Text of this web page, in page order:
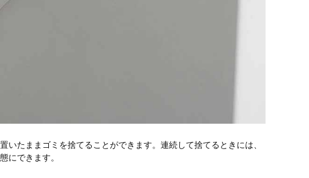
たままゴミを捨てることができます。連続して捨てるときには、
にできます。